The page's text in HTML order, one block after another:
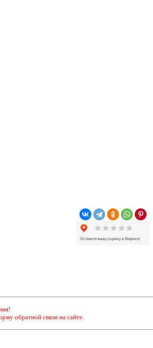
обратной связи на сайте.